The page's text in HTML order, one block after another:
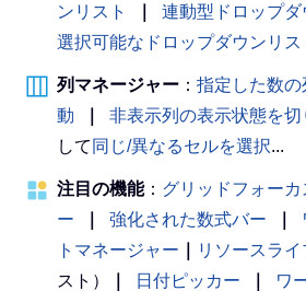
ンリスト
連動型ドロップダ
選択可能なドロップダウンリス
列マネージャー ： 指定した数の
動
非表示列の表示状態を切
して 同じ/異なるセルを選択...
注目の機能： グリッドフォーカ
ー
強化された数式バー
トマネージャー
リソースライ
スト）
日付ピッカー ワ